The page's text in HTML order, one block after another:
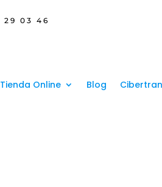
29 03 46
Tienda Online Blog